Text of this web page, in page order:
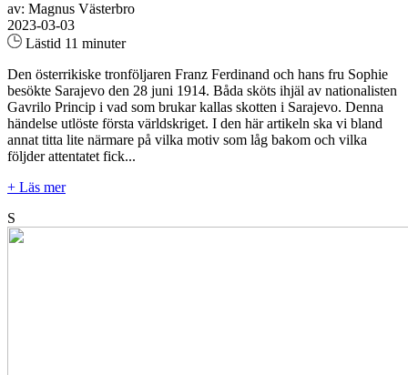
av: Magnus Västerbro
2023-03-03
Lästid 11 minuter
Den österrikiske tronföljaren Franz Ferdinand och hans fru Sophie
besökte Sarajevo den 28 juni 1914. Båda sköts ihjäl av nationalisten
Gavrilo Princip i vad som brukar kallas skotten i Sarajevo. Denna
händelse utlöste första världskriget. I den här artikeln ska vi bland
annat titta lite närmare på vilka motiv som låg bakom och vilka
följder attentatet fick...
+ Läs mer
S